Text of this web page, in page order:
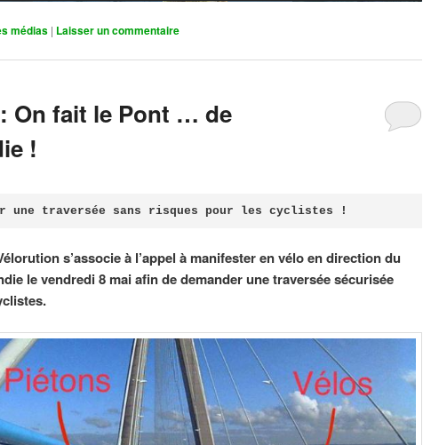
médias | Laisser un commentaire
On fait le Pont … de
!
une traversée sans risques pour les cyclistes !
s’associe à l’appel à manifester en vélo en direction du
le vendredi 8 mai afin de demander une traversée sécurisée